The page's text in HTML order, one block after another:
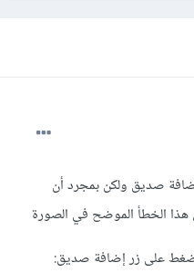
صديق ولكن بمجرد أن
الخطأ الموضح في الصورة
على زر إضافة صديق: